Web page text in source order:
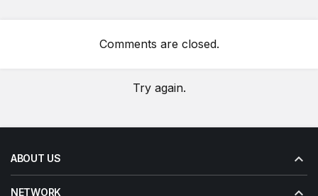
Comments are closed.
Try again.
ABOUT US
NETWORK